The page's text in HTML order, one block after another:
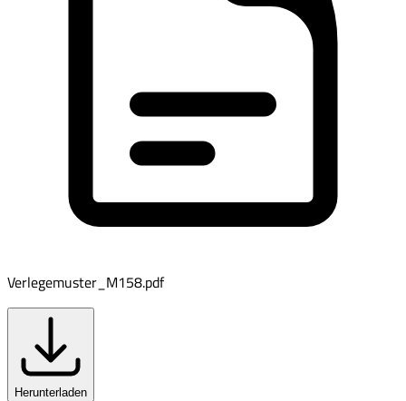
Verlegemuster_M158.pdf
Herunterladen